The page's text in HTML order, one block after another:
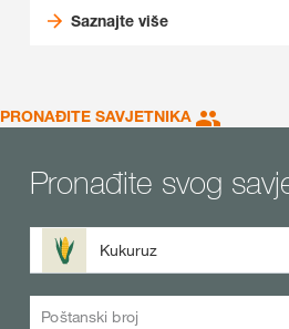
Saznajte više
PRONAĐITE SAVJETNIKA
Pronađite svog
Kukuruz
Poštanski broj